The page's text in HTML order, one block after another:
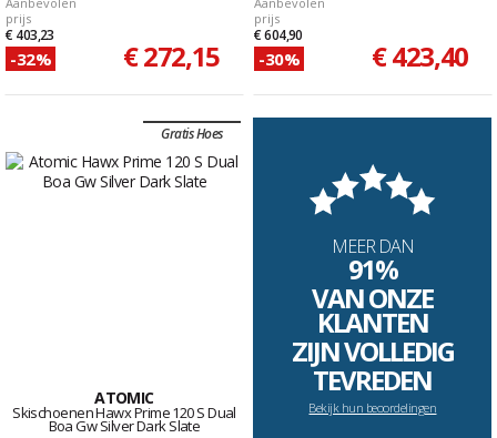
prijs
€ 403,23
-32% € 272,15
prijs
€ 604,90
-30% € 423,40
Gratis Hoes
ATOMIC
Skischoenen Hawx Prime 120 S Dual
Boa Gw Silver Dark Slate
MEER DAN
91%
VAN ONZE
KLANTEN
ZIJN VOLLEDIG
TEVREDEN
Bekijk hun beoordelingen